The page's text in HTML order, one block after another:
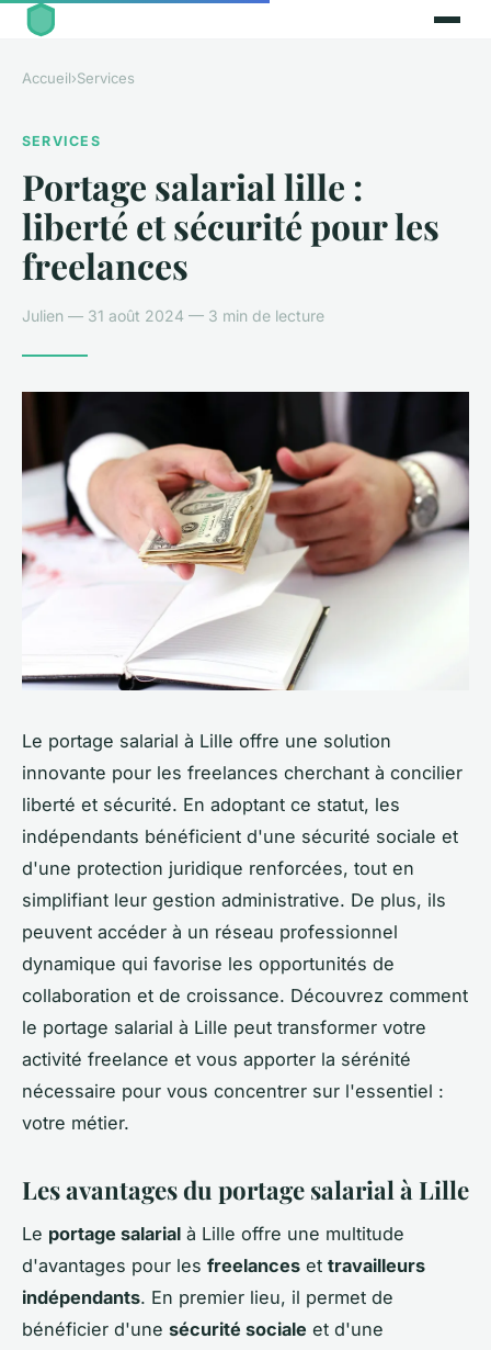
Accueil›Services
SERVICES
Portage salarial lille :
liberté et sécurité pour les
freelances
Julien — 31 août 2024 — 3 min de lecture
Le portage salarial à Lille offre une solution
innovante pour les freelances cherchant à concilier
liberté et sécurité. En adoptant ce statut, les
indépendants bénéficient d'une sécurité sociale et
d'une protection juridique renforcées, tout en
simplifiant leur gestion administrative. De plus, ils
peuvent accéder à un réseau professionnel
dynamique qui favorise les opportunités de
collaboration et de croissance. Découvrez comment
le portage salarial à Lille peut transformer votre
activité freelance et vous apporter la sérénité
nécessaire pour vous concentrer sur l'essentiel :
votre métier.
Les avantages du portage salarial à Lille
Le portage salarial à Lille offre une multitude
d'avantages pour les freelances et travailleurs
indépendants. En premier lieu, il permet de
bénéficier d'une sécurité sociale et d'une